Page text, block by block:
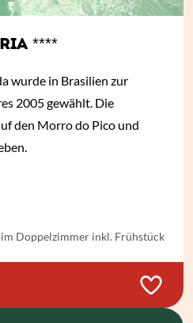
****
wurde in Brasilien zur
2005 gewählt. Die
den Morro do Pico und
Doppelzimmer inkl. Frühstück